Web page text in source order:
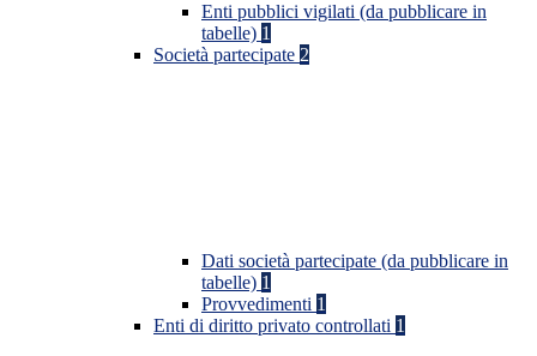
Enti pubblici vigilati (da pubblicare in
tabelle) 1
Società partecipate 2
Dati società partecipate (da pubblicare in
tabelle) 1
Provvedimenti 1
Enti di diritto privato controllati 1